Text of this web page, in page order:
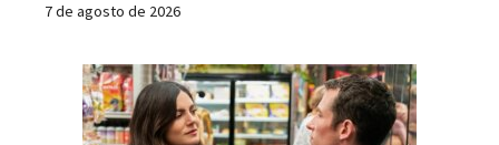
7 de agosto de 2026